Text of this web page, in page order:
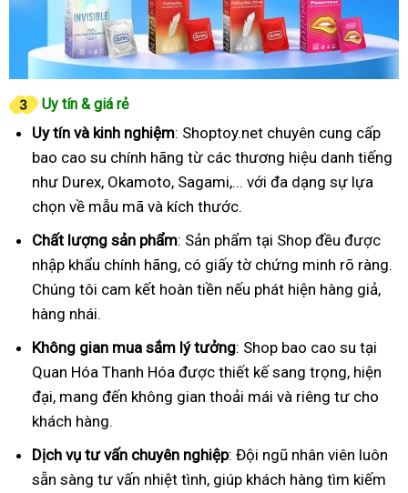
Uy tín & giá rẻ
Uy tín và kinh nghiệm: Shoptoy.net chuyên cung cấp
bao cao su chính hãng từ các thương hiệu danh tiếng
như Durex, Okamoto, Sagami,... với đa dạng sự lựa
chọn về mẫu mã và kích thước.
Chất lượng sản phẩm: Sản phẩm tại Shop đều được
nhập khẩu chính hãng, có giấy tờ chứng minh rõ ràng.
Chúng tôi cam kết hoàn tiền nếu phát hiện hàng giả,
hàng nhái.
Không gian mua sắm lý tưởng: Shop bao cao su tại
Quan Hóa Thanh Hóa được thiết kế sang trọng, hiện
đại, mang đến không gian thoải mái và riêng tư cho
khách hàng.
Dịch vụ tư vấn chuyên nghiệp: Đội ngũ nhân viên luôn
sẵn sàng tư vấn nhiệt tình, giúp khách hàng tìm kiếm